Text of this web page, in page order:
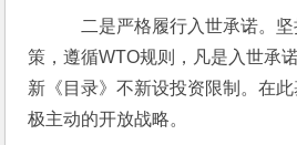
二是严格履行入世承诺。坚
策，遵循WTO规则，凡是入世承
新《目录》不新设投资限制。在
极主动的开放战略。